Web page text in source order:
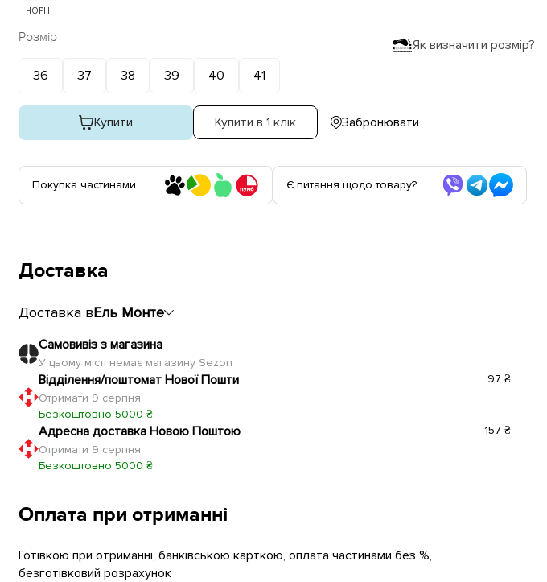
ЧОРНІ
Як визначити розмір?
Розмір
36 37 38 39 40 41
Купити Купити в 1 клік Забронювати
Покупка частинами Є питання щодо товару?
Доставка
Доставка вЕль Монте
Самовивіз з магазина
У цьому місті немає магазину Sezon
Відділення/поштомат Нової Пошти
Отримати 9 серпня
Безкоштовно 5000 ₴
97 ₴
Адресна доставка Новою Поштою
Отримати 9 серпня
Безкоштовно 5000 ₴
157 ₴
Оплата при отриманні
Готівкою при отриманні, банківською карткою, оплата частинами без %,
безготівковий розрахунок